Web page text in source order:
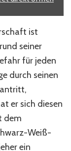
ist
seiner
für jeden
durch seinen
er sich diesen
dem
Weiß-
ein